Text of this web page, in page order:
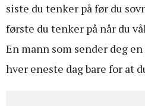
siste du tenker på før du
første du tenker på når du
En mann som sender deg
hver eneste dag bare for at